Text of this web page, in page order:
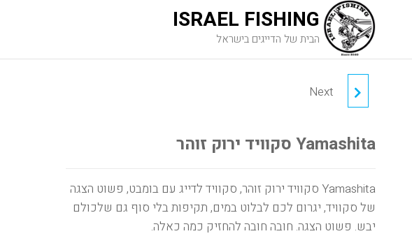
ISRAEL FISHING
הבית של הדייגים בישראל
Next
Yamashita סקוויד ירוק זוהר
Yamashita סקוויד ירוק זוהר, סקוויד לדייג עם בומבט, פשוט הצגה
של סקוויד, יגרום לכם לבלוט במים, תקיפות בלי סוף גם שלכולם
יבש. פשוט הצגה. חובה חובה להחזיק כמה כאלה.